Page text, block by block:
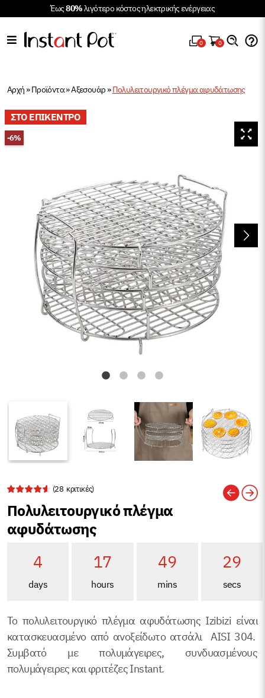
Έως80%λιγότερο κόστος ηλεκτρικής ενέργειας
0 0
Αρχή»Προϊόντα»Αξεσουάρ»Πολυλειτουργικό πλέγμα αφυδάτωσης
ΣΤΟ ΕΠΙΚΕΝΤΡΟ
-6%
(28 κριτικές)
Πολυλειτουργικό πλέγμα
αφυδάτωσης
4
days
17
hours
49
mins
29
secs
То πολυλειτουργικό πλέγμα αφυδάτωσης Izibizi είναι
κατασκευασμένο από ανοξείδωτο ατσάλι AISI 304.
Συμβατό με πολυμάγειρες, συνδυασμένους
πολυμάγειρες και φριτέζες Instant.